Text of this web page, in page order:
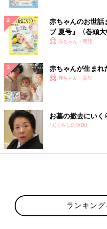
で求めておらず、ハマってい
ず一心不乱に私のパジャマの袖
顔面を擦り付ける『ママの腕
法がお気に入りの様子。
が、これもきっと今だけのお
る」と言われてしまうその日ま
自分の眠けと闘いつつこの瞬間
夢の中へ行くのでした。
文・写真／吉田明世 構成／た
●記事の内容は2024年4月の情
す。
7才の双子
目を出産し
ONLINEの連
赤ちゃんのお世話
ブ 夏号』〈巻頭
く！ おっぱい・
赤ちゃん・育児
赤ちゃんが生まれ
赤ちゃん・育児
お墓の撤去にいく
PR(くらしの話題)
ランキン